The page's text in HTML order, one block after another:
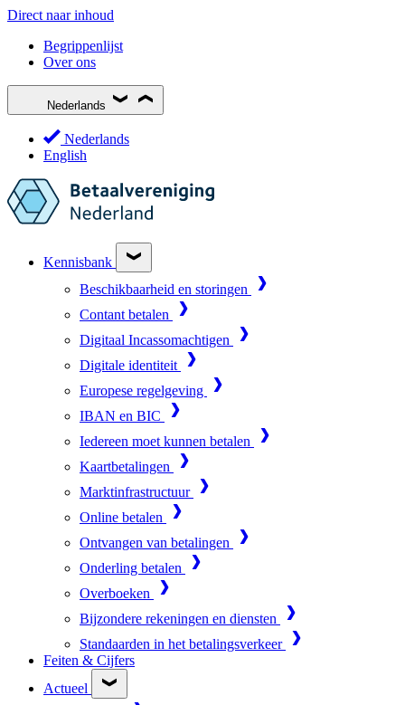
Direct naar inhoud
Begrippenlijst
Over ons
Nederlands
Nederlands
English
Kennisbank
Beschikbaarheid en storingen
Contant betalen
Digitaal Incassomachtigen
Digitale identiteit
Europese regelgeving
IBAN en BIC
Iedereen moet kunnen betalen
Kaartbetalingen
Marktinfrastructuur
Online betalen
Ontvangen van betalingen
Onderling betalen
Overboeken
Bijzondere rekeningen en diensten
Standaarden in het betalingsverkeer
Feiten & Cijfers
Actueel